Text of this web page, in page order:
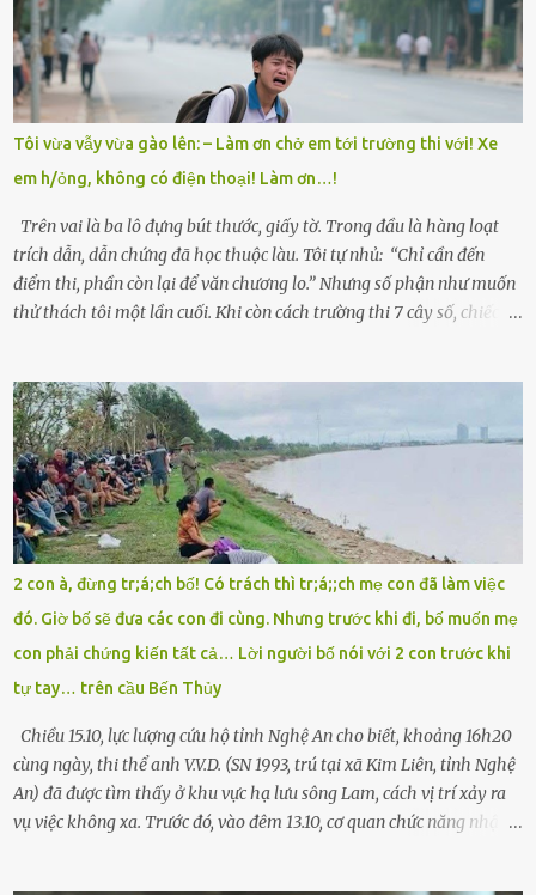
Trí là học sinh giỏi toàn huyện, học lớp 12 nhưng đã biết làm ruộng,
làm thuê, biết đi cày thuê từ 4h sáng rồi lại tất tả về đi học. Người
trong làng thương lắm, bảo: “Thằng Trí học giỏi mà hiền, sau này
nên ông này bà nọ đó!” Trí có ba cô em gái: Mai, Lan và Hương – ba
cái tên mẹ đặt lúc còn sống, mong tụi nhỏ sau này như hoa mai nở
giữa mùa đông. Nhưng hoa có đẹp mấy cũng cần đất màu, mà nhà
thì chỉ toàn đất sỏi đá và khốn khó. Năm đó, Trí đỗ Đại học Bách
Khoa Hà...
Tôi vừa vẫy vừa gào lên: – Làm ơn chở em tới trường thi với! Xe
em h/ỏng, không có điện thoại! Làm ơn…!
Trên vai là ba lô đựng bút thước, giấy tờ. Trong đầu là hàng loạt
trích dẫn, dẫn chứng đã học thuộc làu. Tôi tự nhủ: “Chỉ cần đến
điểm thi, phần còn lại để văn chương lo.” Nhưng số phận như muốn
thử thách tôi một lần cuối. Khi còn cách trường thi 7 cây số, chiếc xe
sực nhớ – điện thoại đang sạc, sáng nay quên mang theo! Giữa con
đường thưa thớt người qua lại, tôi hoảng loạn vẫy tay xin đi nhờ. –
Chú ơi, cháu đi thi, xe hỏng rồi! Làm ơn cho cháu đi nhờ với! – Cô ơi,
giúp cháu với, cháu không có điện thoại… Người thì lắc đầu. Người
thì tăng ga tránh xa như né một kẻ lừa đảo. Tôi gào lên giữa đường
như một kẻ mất trí. Vô ích. 6h10. Còn hơn 30 phút nữa. Trong đầu
tôi chỉ có một lựa chọn duy nhất: chạy. Tôi quăng xe vào vệ đường,
rút tờ giấy báo dự thi nhét túi áo, đeo ba lô và chạy . Chạy miết.
Chạy không ngừng. Qua ngã...
2 con à, đừng tr;á;ch bố! Có trách thì tr;á;;ch mẹ con đã làm việc
đó. Giờ bố sẽ đưa các con đi cùng. Nhưng trước khi đi, bố muốn mẹ
con phải chứng kiến tất cả… Lời người bố nói với 2 con trước khi
tự tay… trên cầu Bến Thủy
Chiều 15.10, lực lượng cứu hộ tỉnh Nghệ An cho biết, khoảng 16h20
cùng ngày, thi thể anh V.V.D. (SN 1993, trú tại xã Kim Liên, tỉnh Nghệ
An) đã được tìm thấy ở khu vực hạ lưu sông Lam, cách vị trí xảy ra
vụ việc không xa. Trước đó, vào đêm 13.10, cơ quan chức năng nhận